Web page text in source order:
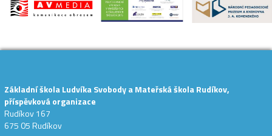
Základní škola Ludvíka Svobody a Mateřská škola Rudíkov,
příspěvková organizace
Rudíkov 167
675 05 Rudíkov